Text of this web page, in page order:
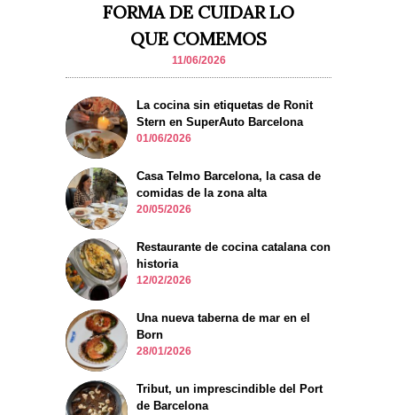
FORMA DE CUIDAR LO
QUE COMEMOS
11/06/2026
La cocina sin etiquetas de Ronit
Stern en SuperAuto Barcelona
01/06/2026
Casa Telmo Barcelona, la casa de
comidas de la zona alta
20/05/2026
Restaurante de cocina catalana con
historia
12/02/2026
Una nueva taberna de mar en el
Born
28/01/2026
Tribut, un imprescindible del Port
de Barcelona